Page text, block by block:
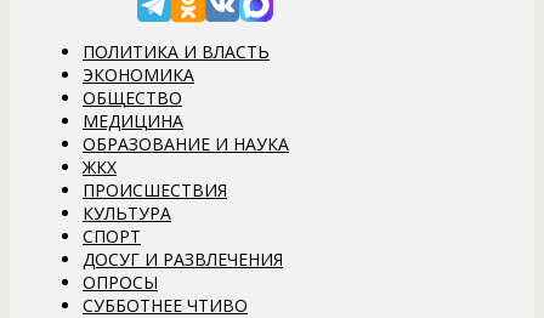
ПОЛИТИКА И ВЛАСТЬ
ЭКОНОМИКА
ОБЩЕСТВО
МЕДИЦИНА
ОБРАЗОВАНИЕ И НАУКА
ЖКХ
ПРОИСШЕСТВИЯ
КУЛЬТУРА
СПОРТ
ДОСУГ И РАЗВЛЕЧЕНИЯ
ОПРОСЫ
СУББОТНЕЕ ЧТИВО